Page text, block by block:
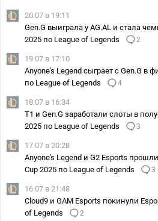
20.07 в 19:11
Gen.G выиграла у AG.AL и стала
2025 по League of Legends
2
19.07 в 17:10
Anyone's Legend сыграет с Gen.G в
по League of Legends
4
18.07 в 16:34
T1 и Gen.G заработали слоты в
2025 по League of Legends
3
17.07 в 20:28
Anyone's Legend и G2 Esports
Cup 2025 по League of Legends
3
16.07 в 21:48
Cloud9 и GAM Esports покинули
of Legends
2